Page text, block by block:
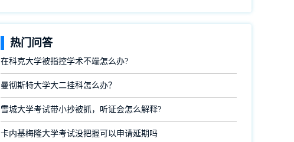
热门问答
在科克大学被指控学术不端怎么办?
曼彻斯特大学大二挂科怎么办？
雪城大学考试带小抄被抓，听证会怎么解释?
卡内基梅隆大学考试没把握可以申请延期吗